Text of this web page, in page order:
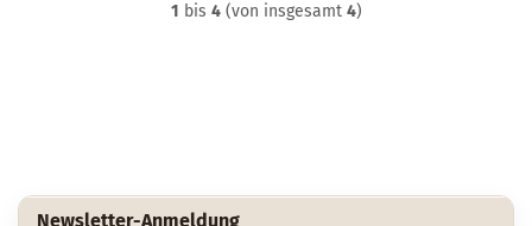
1 bis 4(von insgesamt 4)
Newsletter-Anmeldung